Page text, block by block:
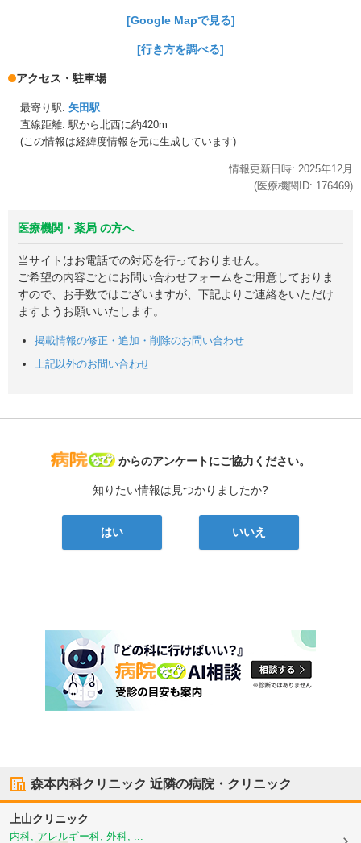
[Google Mapで見る]
[行き方を調べる]
アクセス・駐車場
最寄り駅: 矢田駅
直線距離: 駅から北西に約420m
(この情報は経緯度情報を元に生成しています)
情報更新日時: 2025年12月
(医療機関ID: 176469)
医療機関・薬局 の方へ
当サイトはお電話での対応を行っておりません。
ご希望の内容ごとにお問い合わせフォームをご用意しておりま
すので、お手数ではございますが、下記よりご連絡をいただけ
ますようお願いいたします。
掲載情報の修正・追加・削除のお問い合わせ
上記以外のお問い合わせ
病院なび
からのアンケートにご協力ください。
知りたい情報は見つかりましたか?
はい いいえ
森本内科クリニック 近隣の病院・クリニック
上山クリニック
内科, アレルギー科, 外科, ...